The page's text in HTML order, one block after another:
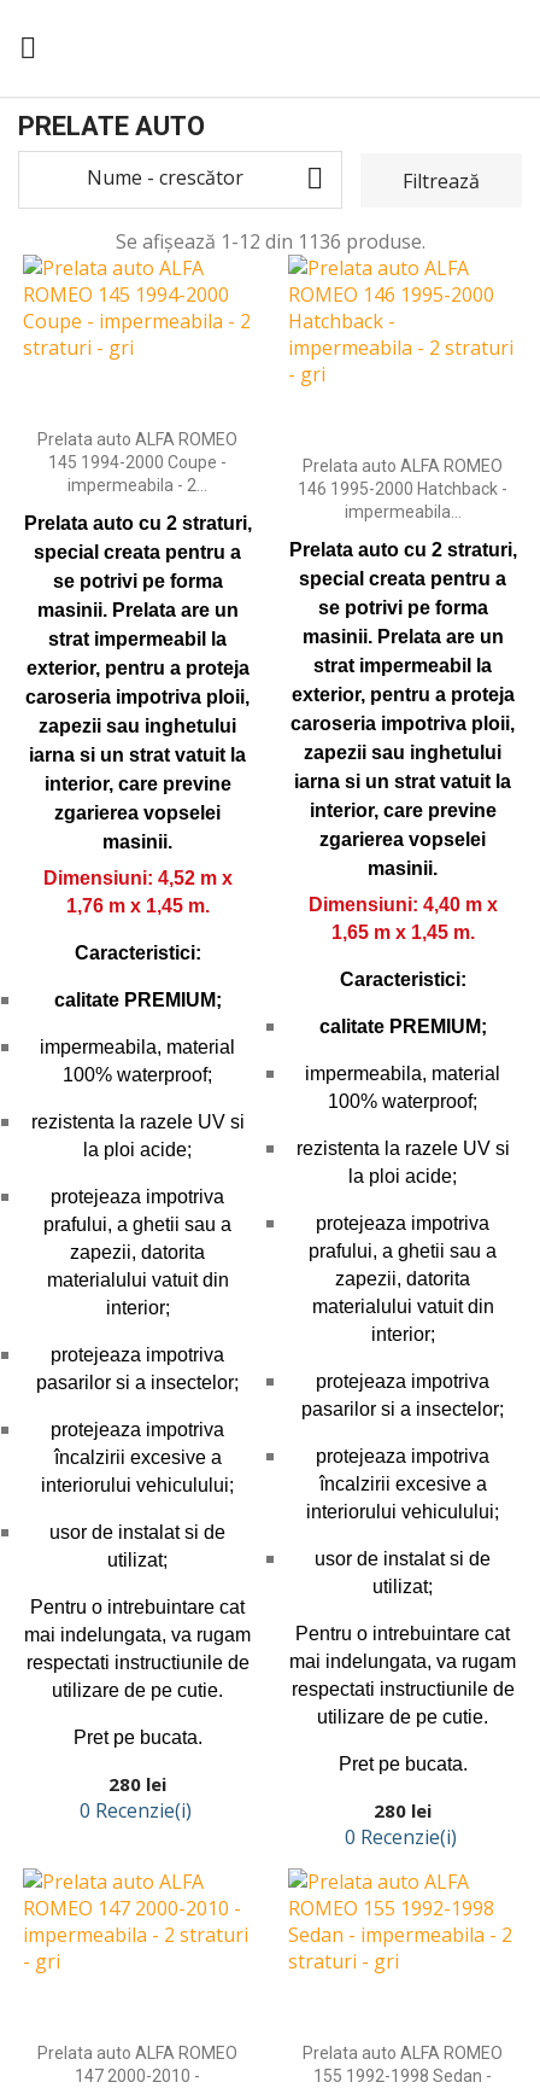

PRELATE AUTO
Nume - crescător  Filtrează
Se afișează 1-12 din 1136 produse.
Prelata auto ALFA ROMEO
145 1994-2000 Coupe -
impermeabila - 2...
Prelata auto cu 2 straturi,
special creata pentru a
se potrivi pe forma
masinii. Prelata are un
strat impermeabil la
exterior, pentru a proteja
caroseria impotriva ploii,
zapezii sau inghetului
iarna si un strat vatuit la
interior, care previne
zgarierea vopselei
masinii.
Dimensiuni: 4,52 m x
1,76 m x 1,45 m.
Caracteristici:
calitate PREMIUM;
impermeabila, material
100% waterproof;
rezistenta la razele UV si
la ploi acide;
protejeaza impotriva
prafului, a ghetii sau a
zapezii, datorita
materialului vatuit din
interior;
protejeaza impotriva
pasarilor si a insectelor;
protejeaza impotriva
încalzirii excesive a
interiorului vehiculului;
usor de instalat si de
utilizat;
Pentru o intrebuintare cat
mai indelungata, va rugam
respectati instructiunile de
utilizare de pe cutie.
Pret pe bucata.
Preț
280 lei
0 Recenzie(i)
Prelata auto ALFA ROMEO
146 1995-2000 Hatchback -
impermeabila...
Prelata auto cu 2 straturi,
special creata pentru a
se potrivi pe forma
masinii. Prelata are un
strat impermeabil la
exterior, pentru a proteja
caroseria impotriva ploii,
zapezii sau inghetului
iarna si un strat vatuit la
interior, care previne
zgarierea vopselei
masinii.
Dimensiuni: 4,40 m x
1,65 m x 1,45 m.
Caracteristici:
calitate PREMIUM;
impermeabila, material
100% waterproof;
rezistenta la razele UV si
la ploi acide;
protejeaza impotriva
prafului, a ghetii sau a
zapezii, datorita
materialului vatuit din
interior;
protejeaza impotriva
pasarilor si a insectelor;
protejeaza impotriva
încalzirii excesive a
interiorului vehiculului;
usor de instalat si de
utilizat;
Pentru o intrebuintare cat
mai indelungata, va rugam
respectati instructiunile de
utilizare de pe cutie.
Pret pe bucata.
Preț
280 lei
0 Recenzie(i)
Prelata auto ALFA ROMEO
147 2000-2010 -
Prelata auto ALFA ROMEO
155 1992-1998 Sedan -